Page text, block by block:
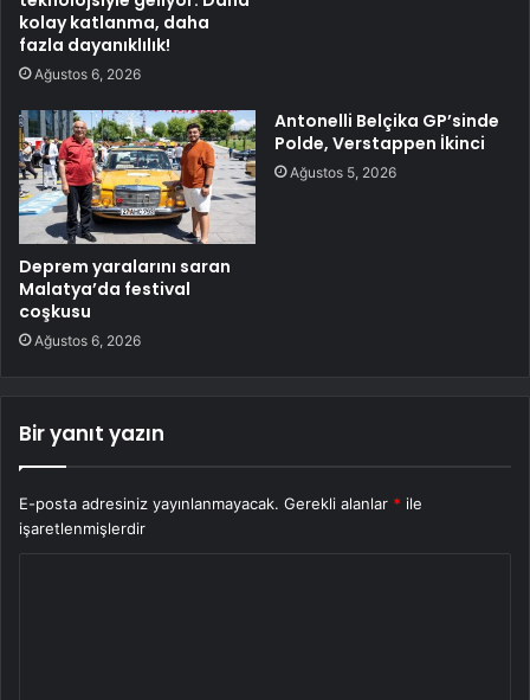
kolay katlanma, daha
fazla dayanıklılık!
Ağustos 6, 2026
Deprem yaralarını saran
Malatya’da festival
coşkusu
Ağustos 6, 2026
Antonelli Belçika GP’sinde
Polde, Verstappen İkinci
Ağustos 5, 2026
Bir yanıt yazın
E-posta adresiniz yayınlanmayacak. Gerekli alanlar * ile
işaretlenmişlerdir